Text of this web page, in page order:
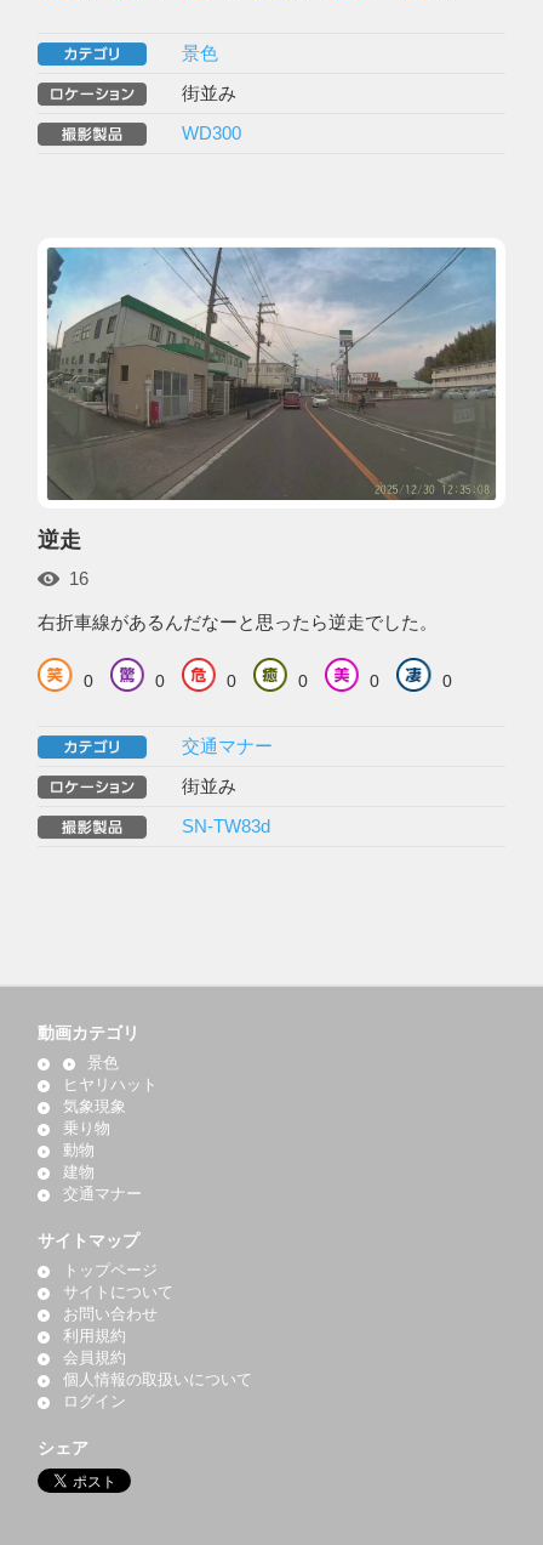
景色
街並み
WD300
逆走
16
右折車線があるんだなーと思ったら逆走でした。
0 0 0 0 0 0
交通マナー
街並み
SN-TW83d
動画カテゴリ
景色
ヒヤリハット
気象現象
乗り物
動物
建物
交通マナー
サイトマップ
トップページ
サイトについて
お問い合わせ
利用規約
会員規約
個人情報の取扱いについて
ログイン
シェア